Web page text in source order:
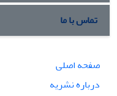
تماس با ما
صفحه اصلی
درباره نشریه